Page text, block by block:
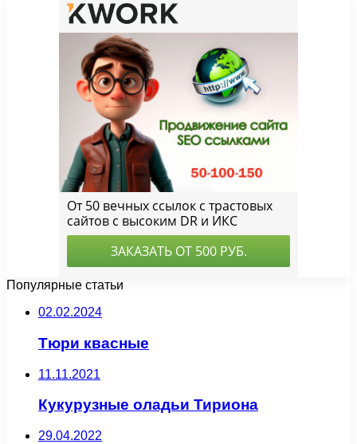
Популярные статьи
02.02.2024
Тюри квасные
11.11.2021
Кукурузные оладьи Тириона
29.04.2022